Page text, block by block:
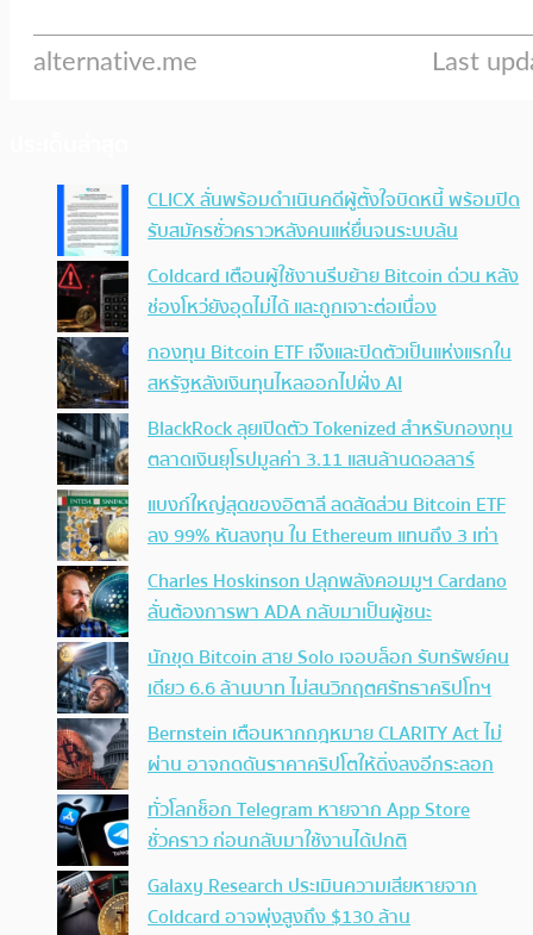
CLICX ลั่นพร้อมดำเนินคดีผู้ตั้งใจบิดหนี้ พร้อมปิด
รับสมัครชั่วคราวหลังคนแห่ยื่นจนระบบล้น
Coldcard เตือนผู้ใช้งานรีบย้าย Bitcoin ด่วน หลัง
ช่องโหว่ยังอุดไม่ได้ และถูกเจาะต่อเนื่อง
กองทุน Bitcoin ETF เจ๊งและปิดตัวเป็นแห่งแรกใน
สหรัฐหลังเงินทุนไหลออกไปฝั่ง AI
BlackRock ลุยเปิดตัว Tokenized สำหรับกองทุน
ตลาดเงินยุโรปมูลค่า 3.11 แสนล้านดอลลาร์
แบงก์ใหญ่สุดของอิตาลี ลดสัดส่วน Bitcoin ETF
ลง 99% หันลงทุน ใน Ethereum แทนถึง 3 เท่า
Charles Hoskinson ปลุกพลังคอมมูฯ Cardano
ลั่นต้องการพา ADA กลับมาเป็นผู้ชนะ
นักขุด Bitcoin สาย Solo เจอบล็อก รับทรัพย์คน
เดียว 6.6 ล้านบาท ไม่สนวิกฤตศรัทธาคริปโทฯ
Bernstein เตือนหากกฎหมาย CLARITY Act ไม่
ผ่าน อาจกดดันราคาคริปโตให้ดิ่งลงอีกระลอก
ทั่วโลกช็อก Telegram หายจาก App Store
ชั่วคราว ก่อนกลับมาใช้งานได้ปกติ
Galaxy Research ประเมินความเสียหายจาก
Coldcard อาจพุ่งสูงถึง $130 ล้าน